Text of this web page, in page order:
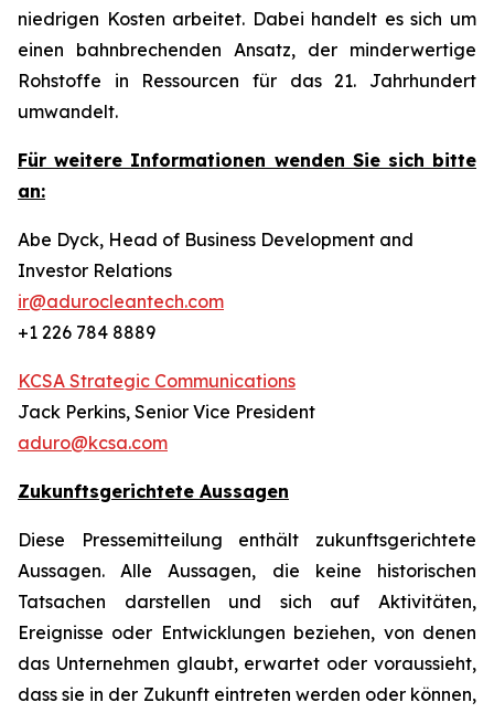
niedrigen Kosten arbeitet. Dabei handelt es sich um
einen bahnbrechenden Ansatz, der minderwertige
Rohstoffe in Ressourcen für das 21. Jahrhundert
umwandelt.
Für weitere Informationen wenden Sie sich bitte
an:
Abe Dyck, Head of Business Development and
Investor Relations
ir@adurocleantech.com
+1 226 784 8889
KCSA Strategic Communications
Jack Perkins, Senior Vice President
aduro@kcsa.com
Zukunftsgerichtete Aussagen
Diese Pressemitteilung enthält zukunftsgerichtete
Aussagen. Alle Aussagen, die keine historischen
Tatsachen darstellen und sich auf Aktivitäten,
Ereignisse oder Entwicklungen beziehen, von denen
das Unternehmen glaubt, erwartet oder voraussieht,
dass sie in der Zukunft eintreten werden oder können,